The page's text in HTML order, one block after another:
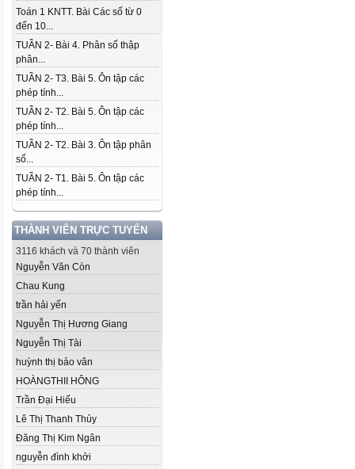
Toán 1 KNTT. Bài Các số từ 0
đến 10...
TUẦN 2- Bài 4. Phân số thập
phân...
TUẦN 2- T3. Bài 5. Ôn tập các
phép tính...
TUẦN 2- T2. Bài 5. Ôn tập các
phép tính...
TUẦN 2- T2. Bài 3. Ôn tập phân
số...
TUẦN 2- T1. Bài 5. Ôn tập các
phép tính...
THÀNH VIÊN TRỰC TUYẾN
3116 khách và 70 thành viên
Nguyễn Văn Còn
Chau Kung
trần hải yến
Nguyễn Thị Hương Giang
Nguyễn Thị Tài
huỳnh thị bảo vân
HOÀNGTHII HÔNG
Trần Đại Hiếu
Lê Thị Thanh Thủy
Đăng Thị Kim Ngân
nguyễn đình khởi